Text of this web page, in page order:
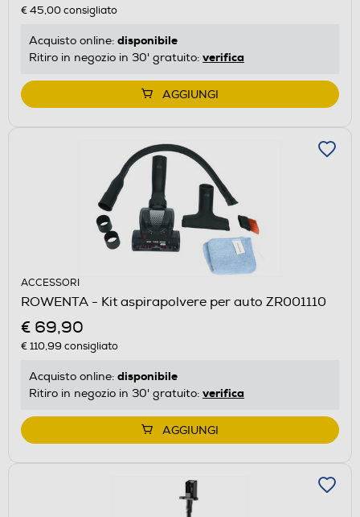
€ 45,00consigliato
Acquisto online: disponibile
Ritiro in negozio in 30' gratuito: verifica
AGGIUNGI
ACCESSORI
ROWENTA - Kit aspirapolvere per auto ZR001110
€ 69,90
€ 110,99 consigliato
Acquisto online: disponibile
Ritiro in negozio in 30' gratuito: verifica
AGGIUNGI